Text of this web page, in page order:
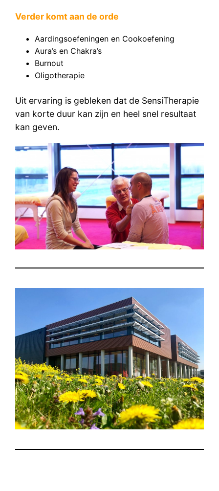
Verder komt aan de orde
Aardingsoefeningen en Cookoefening
Aura’s en Chakra’s
Burnout
Oligotherapie
Uit ervaring is gebleken dat de SensiTherapie
van korte duur kan zijn en heel snel resultaat
kan geven.